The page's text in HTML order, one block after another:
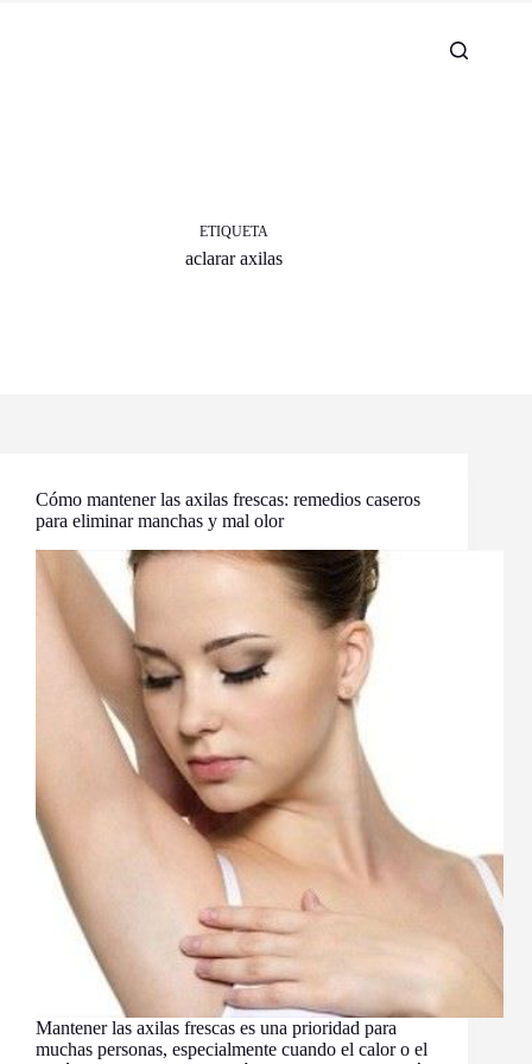
ETIQUETA
aclarar axilas
Cómo mantener las axilas frescas: remedios caseros
para eliminar manchas y mal olor
Mantener las axilas frescas es una prioridad para
muchas personas, especialmente cuando el calor o el